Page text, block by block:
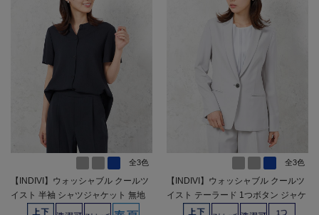
全3色
【INDIVI】ウォッシャブル クールツ
イスト 半袖 シャツジャケット 無地
春夏【レディース】
全3色
【INDIVI】ウォッシャブル クールツ
イスト テーラード 1つボタン ジャケ
ット 無地 【レディース】